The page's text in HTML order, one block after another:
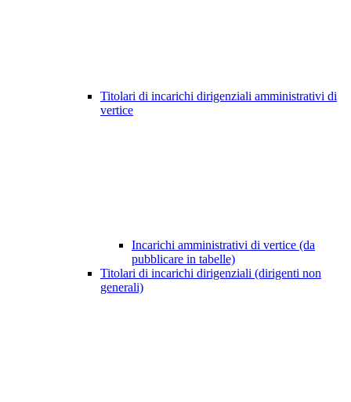
Titolari di incarichi dirigenziali amministrativi di
vertice
Incarichi amministrativi di vertice (da
pubblicare in tabelle)
Titolari di incarichi dirigenziali (dirigenti non
generali)